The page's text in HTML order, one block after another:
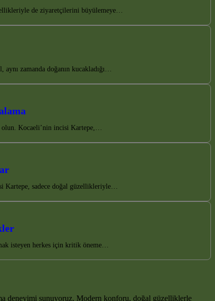
de ziyaretçilerini büyülemeye…
aynı zamanda doğanın kucakladığı…
olun. Kocaeli’nin incisi Kartepe,…
Kartepe, sadece doğal güzellikleriyle…
isteyen herkes için kritik öneme…
deneyimi sunuyoruz. Modern konforu, doğal güzelliklerle